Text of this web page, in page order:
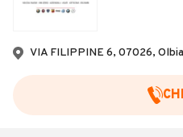
VIA FILIPPINE 6, 07026,